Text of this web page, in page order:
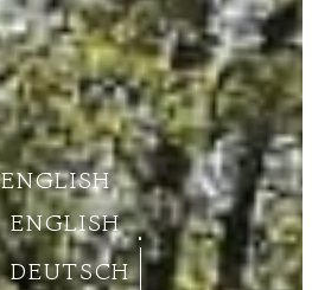
ENGLISH
ENGLISH
DEUTSCH